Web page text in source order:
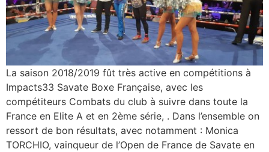
La saison 2018/2019 fût très active en compétitions à
Impacts33 Savate Boxe Française, avec les
compétiteurs Combats du club à suivre dans toute la
France en Elite A et en 2ème série, . Dans l’ensemble on
ressort de bon résultats, avec notamment : Monica
TORCHIO, vainqueur de l’Open de France de Savate en